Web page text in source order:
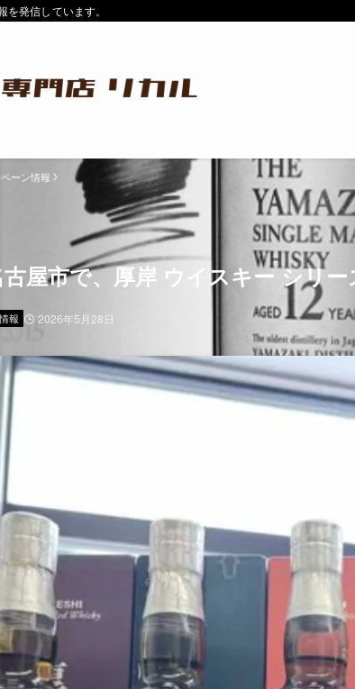
発信しています。
ーン情報
屋市で、厚岸 ウイスキー シリ
報 2026年5月28日